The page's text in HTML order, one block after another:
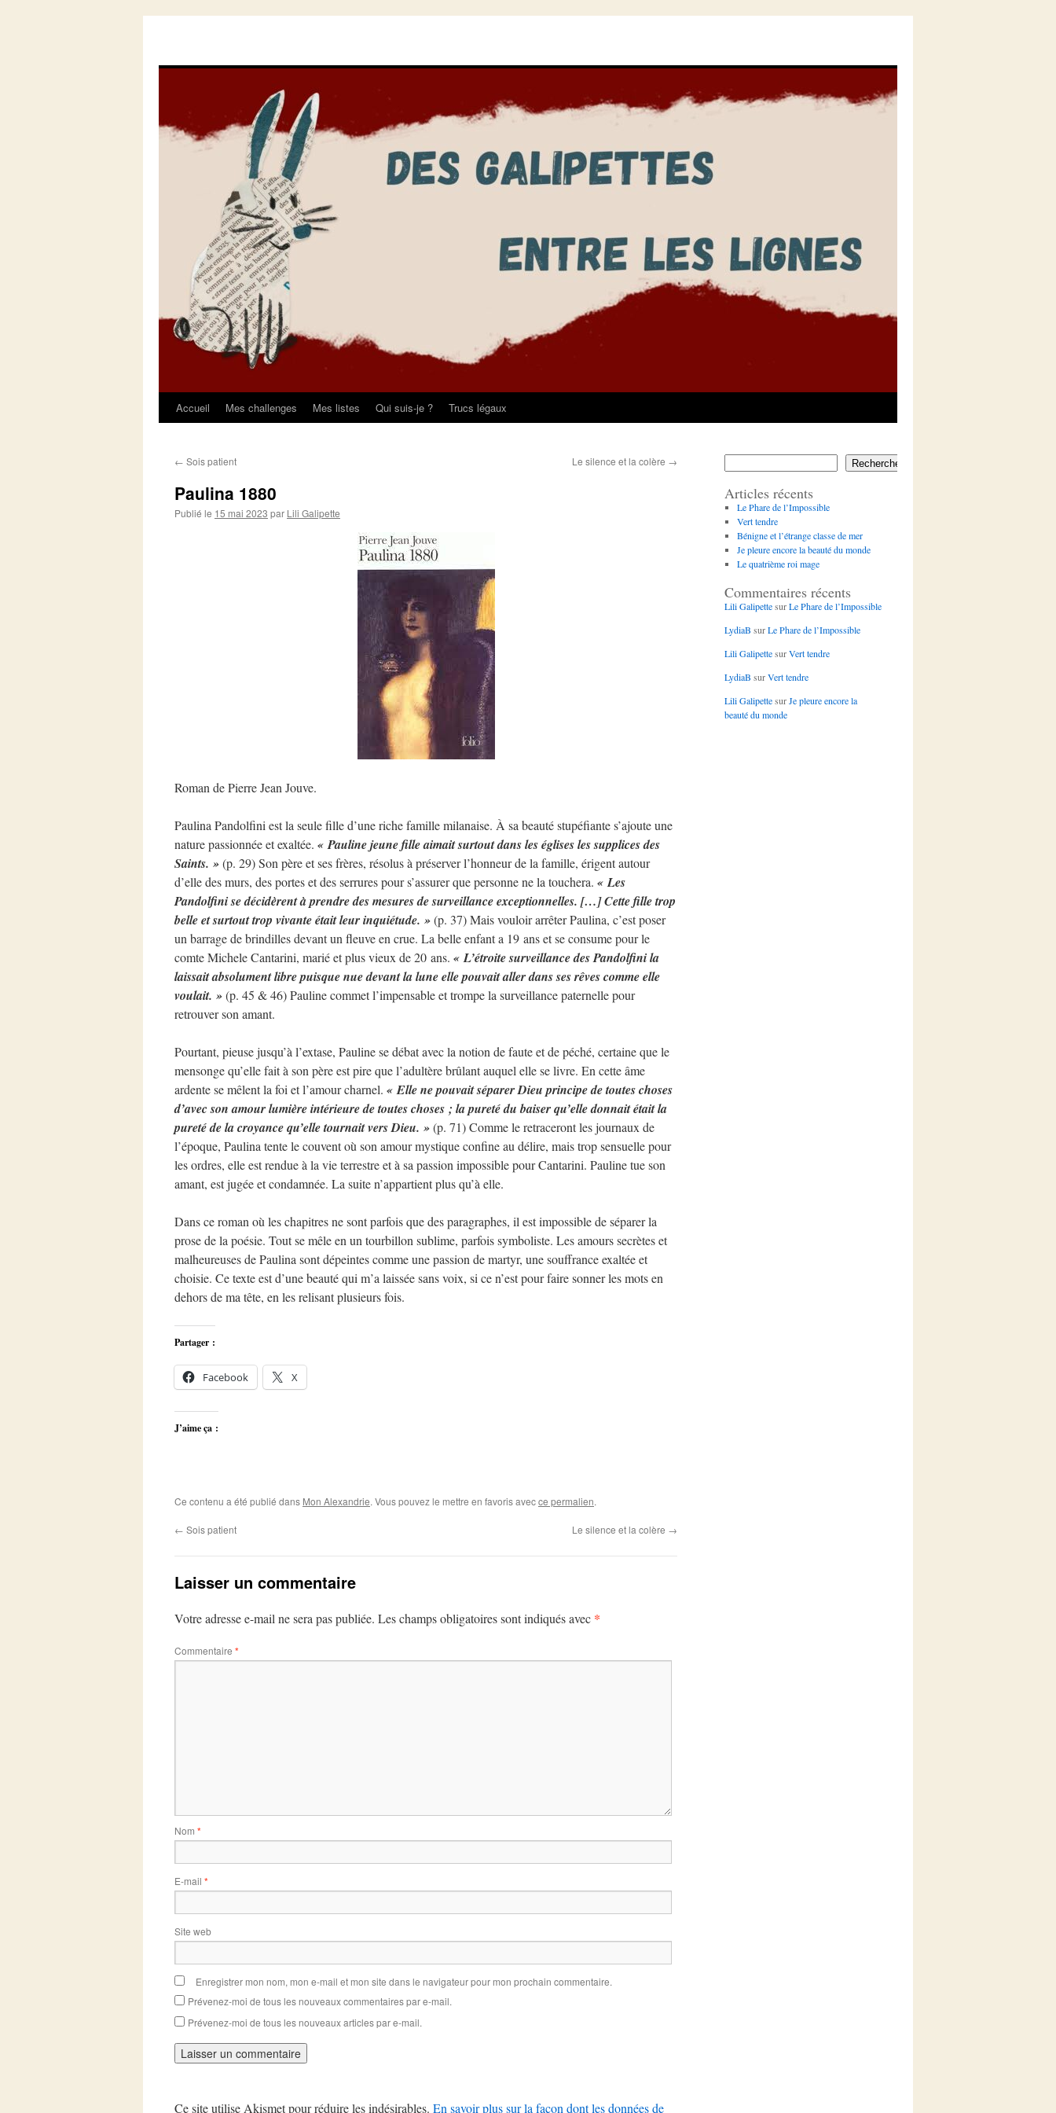
Aller
contenu
Accueil Mes challenges Mes listes Qui suis-je ? Trucs légaux
← Sois patient Le silence et la colère →
Paulina 1880
Publié le 15 mai 2023 par Lili Galipette
Roman de Pierre Jean Jouve.
Paulina Pandolfini est la seule fille d’une riche famille milanaise. À sa beauté stupéfiante s’ajoute une
nature passionnée et exaltée. « Pauline jeune fille aimait surtout dans les églises les supplices des
Saints. »(p. 29) Son père et ses frères, résolus à préserver l’honneur de la famille, érigent autour
d’elle des murs, des portes et des serrures pour s’assurer que personne ne la touchera. « Les
Pandolfini se décidèrent à prendre des mesures de surveillance exceptionnelles. […] Cette fille trop
belle et surtout trop vivante était leur inquiétude. »(p. 37) Mais vouloir arrêter Paulina, c’est poser
un barrage de brindilles devant un fleuve en crue. La belle enfant a 19 ans et se consume pour le
comte Michele Cantarini, marié et plus vieux de 20 ans. « L’étroite surveillance des Pandolfini la
laissait absolument libre puisque nue devant la lune elle pouvait aller dans ses rêves comme elle
voulait. »(p. 45 & 46) Pauline commet l’impensable et trompe la surveillance paternelle pour
retrouver son amant.
Pourtant, pieuse jusqu’à l’extase, Pauline se débat avec la notion de faute et de péché, certaine que le
mensonge qu’elle fait à son père est pire que l’adultère brûlant auquel elle se livre. En cette âme
ardente se mêlent la foi et l’amour charnel. « Elle ne pouvait séparer Dieu principe de toutes choses
d’avec son amour lumière intérieure de toutes choses ; la pureté du baiser qu’elle donnait était la
pureté de la croyance qu’elle tournait vers Dieu. »(p. 71) Comme le retraceront les journaux de
l’époque, Paulina tente le couvent où son amour mystique confine au délire, mais trop sensuelle pour
les ordres, elle est rendue à la vie terrestre et à sa passion impossible pour Cantarini. Pauline tue son
amant, est jugée et condamnée. La suite n’appartient plus qu’à elle.
Dans ce roman où les chapitres ne sont parfois que des paragraphes, il est impossible de séparer la
prose de la poésie. Tout se mêle en un tourbillon sublime, parfois symboliste. Les amours secrètes et
malheureuses de Paulina sont dépeintes comme une passion de martyr, une souffrance exaltée et
choisie. Ce texte est d’une beauté qui m’a laissée sans voix, si ce n’est pour faire sonner les mots en
dehors de ma tête, en les relisant plusieurs fois.
Partager :
Facebook X
J’aime ça :
Ce contenu a été publié dans Mon Alexandrie. Vous pouvez le mettre en favoris avecce permalien.
← Sois patient Le silence et la colère →
Laisser un commentaire
Votre adresse e-mail ne sera pas publiée. Les champs obligatoires sont indiqués avec *
Commentaire *
Nom *
E-mail *
Site web
Enregistrer mon nom, mon e-mail et mon site dans le navigateur pour mon prochain commentaire.
Prévenez-moi de tous les nouveaux commentaires par e-mail.
Prévenez-moi de tous les nouveaux articles par e-mail.
Ce site utilise Akismet pour réduire les indésirables. En savoir plus sur la façon dont les données de
Rechercher
Articles récents
Le Phare de l’Impossible
Vert tendre
Bénigne et l’étrange classe de mer
Je pleure encore la beauté du monde
Le quatrième roi mage
Commentaires récents
Lili GalipettesurLe Phare de l’Impossible
LydiaB surLe Phare de l’Impossible
Lili GalipettesurVert tendre
LydiaB surVert tendre
Lili GalipettesurJe pleure encore la
beauté du monde